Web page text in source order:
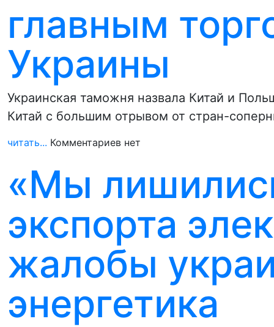
главным
Украины
Украинская таможня назвала Китай и
Китай с большим отрывом от стран-
читать... Комментариев нет
«Мы
экспорта
жалобы
энергетика